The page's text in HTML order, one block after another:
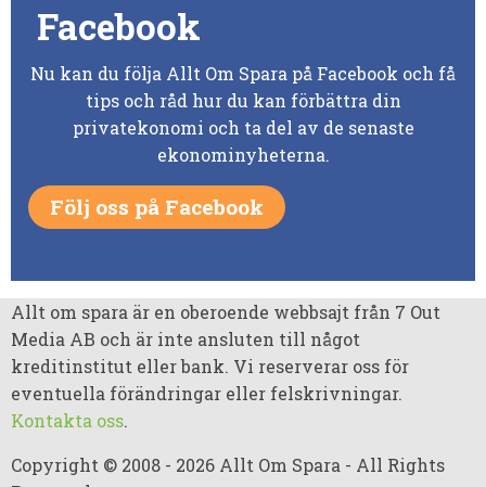
Facebook
Nu kan du följa Allt Om Spara på Facebook och få
tips och råd hur du kan förbättra din
privatekonomi och ta del av de senaste
ekonominyheterna.
Följ oss på Facebook
Allt om spara är en oberoende webbsajt från 7 Out
Media AB och är inte ansluten till något
kreditinstitut eller bank. Vi reserverar oss för
eventuella förändringar eller felskrivningar.
Kontakta oss.
Copyright © 2008 - 2026 Allt Om Spara - All Rights